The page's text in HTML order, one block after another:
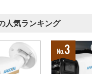
人気ランキング